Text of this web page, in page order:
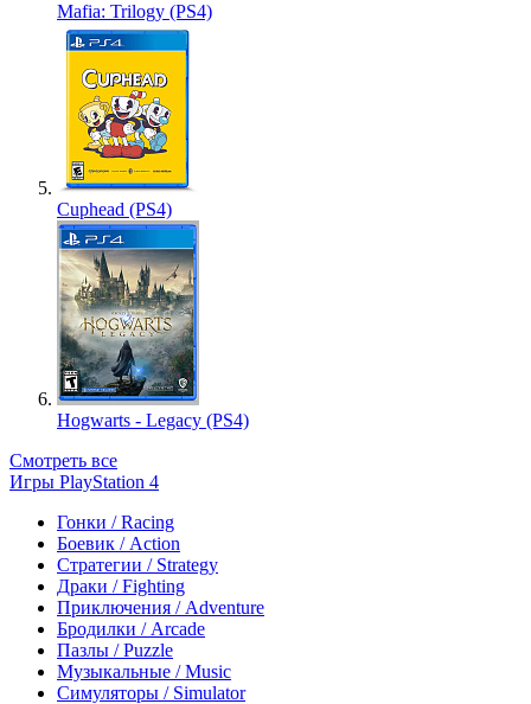
Mafia: Trilogy (PS4)
Cuphead (PS4)
Hogwarts - Legacy (PS4)
Смотреть все
Игры PlayStation 4
Гонки / Racing
Боевик / Action
Стратегии / Strategy
Драки / Fighting
Приключения / Adventure
Бродилки / Arcade
Пазлы / Puzzle
Музыкальные / Music
Симуляторы / Simulator